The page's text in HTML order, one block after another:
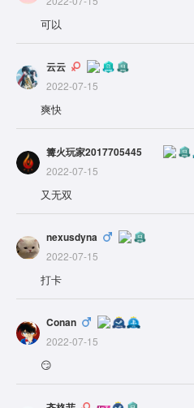
可以
云云
2022-07-15
爽快
篝火玩家2017705445
2022-07-15
又无双
nexusdyna
2022-07-15
打卡
Conan
2022-07-15
😏